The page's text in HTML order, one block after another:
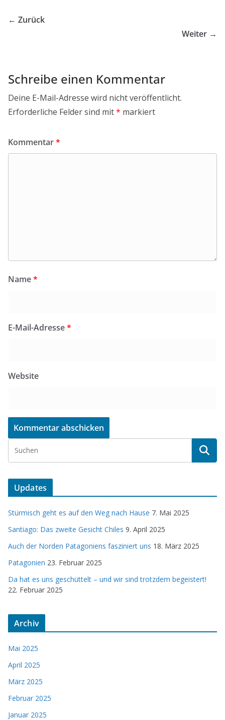
← Zurück
Weiter →
Schreibe einen Kommentar
Deine E-Mail-Adresse wird nicht veröffentlicht.
Erforderliche Felder sind mit* markiert
Kommentar*
Name*
E-Mail-Adresse*
Website
Updates
Stürmisch geht es auf den Weg nach Hause 7. Mai 2025
Santiago: Das zweite Gesicht Chiles 9. April 2025
Auch der Norden Patagoniens fasziniert uns 18. März 2025
Patagonien 23. Februar 2025
Da hat es uns geschüttelt – und wir sind trotzdem begeistert!
22. Februar 2025
Archiv
Mai 2025
April 2025
März 2025
Februar 2025
Januar 2025